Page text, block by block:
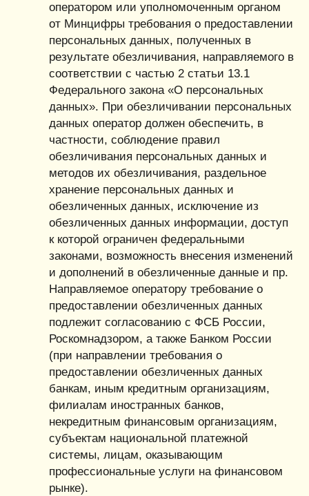
оператором или уполномоченным органом
от Минцифры требования о предоставлении
персональных данных, полученных в
результате обезличивания, направляемого в
соответствии с частью 2 статьи 13.1
Федерального закона «О персональных
данных». При обезличивании персональных
данных оператор должен обеспечить, в
частности, соблюдение правил
обезличивания персональных данных и
методов их обезличивания, раздельное
хранение персональных данных и
обезличенных данных, исключение из
обезличенных данных информации, доступ
к которой ограничен федеральными
законами, возможность внесения изменений
и дополнений в обезличенные данные и пр.
Направляемое оператору требование о
предоставлении обезличенных данных
подлежит согласованию с ФСБ России,
Роскомнадзором, а также Банком России
(при направлении требования о
предоставлении обезличенных данных
банкам, иным кредитным организациям,
филиалам иностранных банков,
некредитным финансовым организациям,
субъектам национальной платежной
системы, лицам, оказывающим
профессиональные услуги на финансовом
рынке).